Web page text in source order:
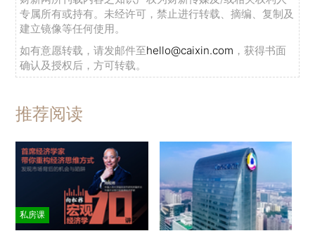
专属所有或持有。未经许可，禁止进行转载、摘编、复制及
建立镜像等任何使用。
如有意愿转载，请发邮件至hello@caixin.com ，获得书面
确认及授权后，方可转载。
推荐阅读
私房课